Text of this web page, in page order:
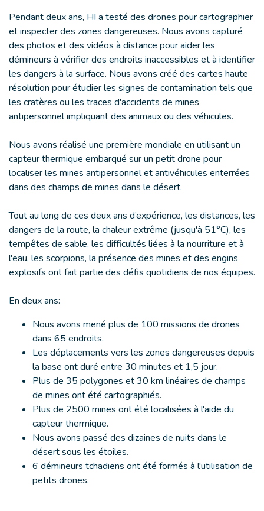
Pendant deux ans, HI a testé des drones pour cartographier
et inspecter des zones dangereuses. Nous avons capturé
des photos et des vidéos à distance pour aider les
démineurs à vérifier des endroits inaccessibles et à identifier
les dangers à la surface. Nous avons créé des cartes haute
résolution pour étudier les signes de contamination tels que
les cratères ou les traces d'accidents de mines
antipersonnel impliquant des animaux ou des véhicules.
Nous avons réalisé une première mondiale en utilisant un
capteur thermique embarqué sur un petit drone pour
localiser les mines antipersonnel et antivéhicules enterrées
dans des champs de mines dans le désert.
Tout au long de ces deux ans d’expérience, les distances, les
dangers de la route, la chaleur extrême (jusqu'à 51°C), les
tempêtes de sable, les difficultés liées à la nourriture et à
l'eau, les scorpions, la présence des mines et des engins
explosifs ont fait partie des défis quotidiens de nos équipes.
En deux ans:
Nous avons mené plus de 100 missions de drones
dans 65 endroits.
Les déplacements vers les zones dangereuses depuis
la base ont duré entre 30 minutes et 1,5 jour.
Plus de 35 polygones et 30 km linéaires de champs
de mines ont été cartographiés.
Plus de 2500 mines ont été localisées à l'aide du
capteur thermique.
Nous avons passé des dizaines de nuits dans le
désert sous les étoiles.
6 démineurs tchadiens ont été formés à l'utilisation de
petits drones.